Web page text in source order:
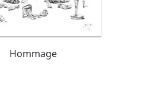
Hommage